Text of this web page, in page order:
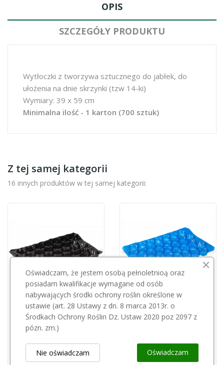
OPIS
SZCZEGÓŁY PRODUKTU
Wytłoczki z tworzywa sztucznego do jabłek, do
ułożenia na dnie skrzynki (tzw 14-ki)
Wymiary: 39 x 59 cm
Minimalna ilość - 1 karton (700 sztuk)
Z tej samej kategorii
16 innych produktów w tej samej kategorii:
Przepraszamy, ten produkt
jest niedostępny.
Tacka plastikowa czarna 45 opak 700 szt
0,32 zł
Przepraszamy, ten produkt
jest niedostępny.
0,32 zł
Oświadczam, że jestem osobą pełnoletnioą oraz
posiadam kwalifikacje wymagane od osób
nabywających środki ochrony roślin określone w
ustawie (art. 28 Ustawy z dn. 8 marca 2013r. o
Środkach Ochrony Roślin Dz. Ustaw 2020 poz 2097 z
pózn. zm.)
Oświadczam
Nie oświadczam